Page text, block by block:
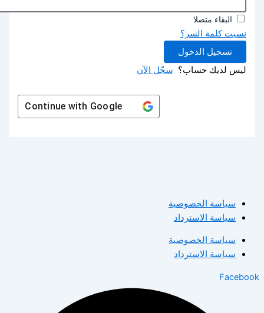
البقاء متصلا
نسيت كلمة السر؟
تسجيل الدخول
ليس لديك حساب؟ سجّل الآن
Continue withGoogle
سياسة الخصوصية
سياسة الاسترداد
سياسة الخصوصية
سياسة الاسترداد
Facebook